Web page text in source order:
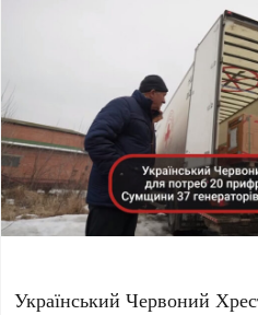
Український Червоний